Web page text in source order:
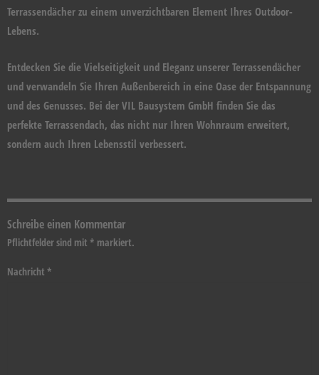
Terrassendächer zu einem unverzichtbaren Element Ihres Outdoor-
Lebens.
Entdecken Sie die Vielseitigkeit und Eleganz unserer Terrassendächer
und verwandeln Sie Ihren Außenbereich in eine Oase der Entspannung
und des Genusses. Bei der VIL Bausystem GmbH finden Sie das
perfekte Terrassendach, das nicht nur Ihren Wohnraum erweitert,
sondern auch Ihren Lebensstil verbessert.
Schreibe einen Kommentar
Pflichtfelder sind mit * markiert.
Nachricht *